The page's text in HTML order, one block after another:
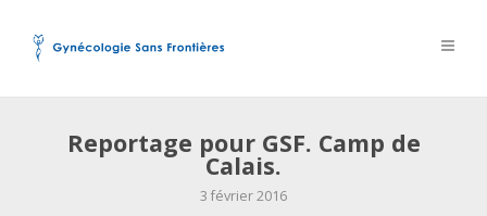
Reportage pour GSF. Camp de
Calais.
3 février 2016